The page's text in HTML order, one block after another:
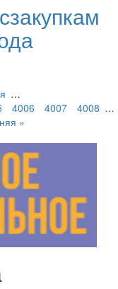
…
4006 4007 4008 …
»